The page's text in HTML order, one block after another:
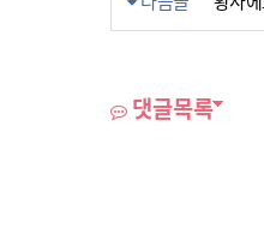
댓글목록